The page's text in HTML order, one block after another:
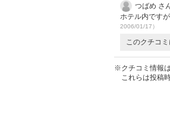
つばめ さ
ホテル内です
2006/01/17）
このクチコミ
※クチコミ情報
これらは投稿